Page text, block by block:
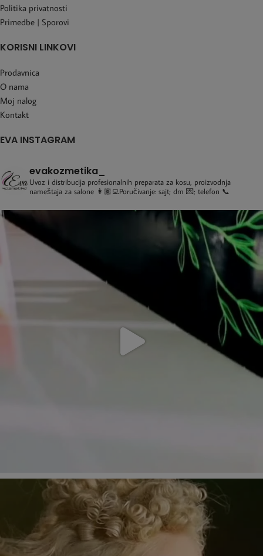
Politika privatnosti
Primedbe | Sporovi
KORISNI LINKOVI
Prodavnica
O nama
Moj nalog
Kontakt
EVA INSTAGRAM
evakozmetika_
Uvoz i distribucija profesionalnih preparata za kosu, proizvodnja
nameštaja za salone 👩🏽‍💻Poručivanje: sajt; dm 💌; telefon 📞